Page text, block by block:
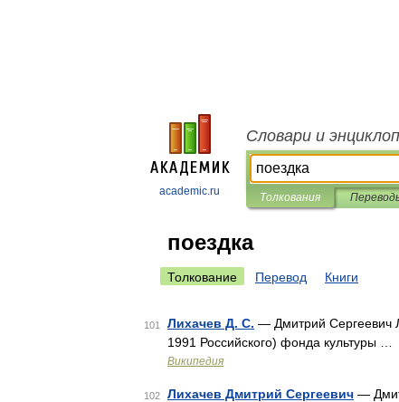
academic.ru
Словари и
Толкования
поездка
Толкование Перевод Книги
101 Лихачев Д. С. — Дмитрий Сергеевич
1991 Российского) фонда культуры …
Википедия
102 Лихачев Дмитрий Сергеевич —